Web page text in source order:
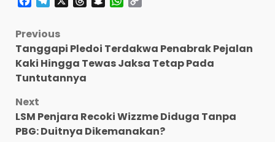
Post
navigation
Previous
Tanggapi Pledoi Terdakwa Penabrak Pejalan
Kaki Hingga Tewas Jaksa Tetap Pada
Tuntutannya
Next
LSM Penjara Recoki Wizzme Diduga Tanpa
PBG: Duitnya Dikemanakan?